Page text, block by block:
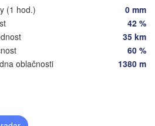
(1 hod.)
0 mm
42 %
35 km
60 %
oblačnosti
1380 m
Гомель
(Homieĺ)
(Chernihiv)